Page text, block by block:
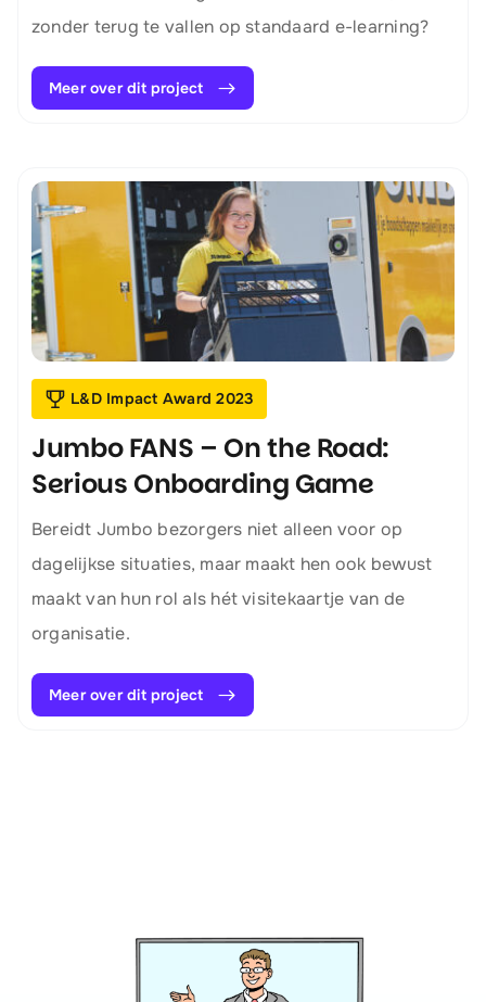
zonder terug te vallen op standaard e-learning?
Meer over dit project
L&D Impact Award 2023
Jumbo FANS – On the Road:
Serious Onboarding Game
Bereidt Jumbo bezorgers niet alleen voor op
dagelijkse situaties, maar maakt hen ook bewust
maakt van hun rol als hét visitekaartje van de
organisatie.
Meer over dit project